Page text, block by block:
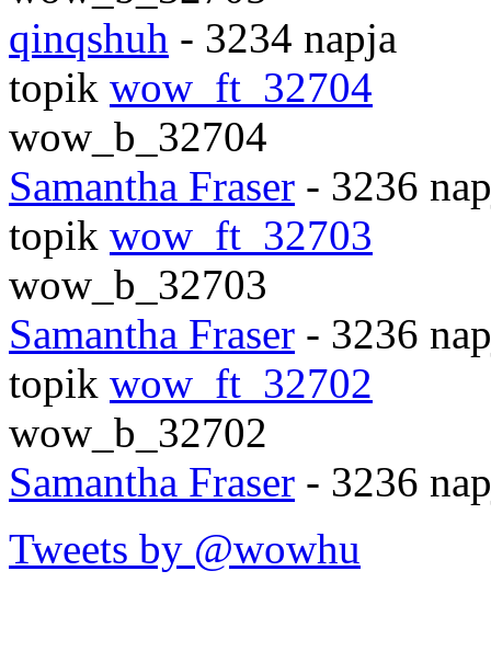
qinqshuh - 3234 napja
topik wow_ft_32704
wow_b_32704
Samantha Fraser - 3236
topik wow_ft_32703
wow_b_32703
Samantha Fraser - 3236
topik wow_ft_32702
wow_b_32702
Samantha Fraser - 3236
Tweets by @wowhu